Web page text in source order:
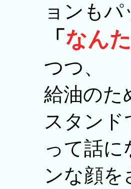
ョンも
「 なん
つつ、
給油のた
スタン
って話
ンな顔を